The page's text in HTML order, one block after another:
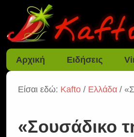
Αρχική Ειδήσεις
Είσαι εδώ: Kafto / Ελλάδα /
«Σουσάδικο